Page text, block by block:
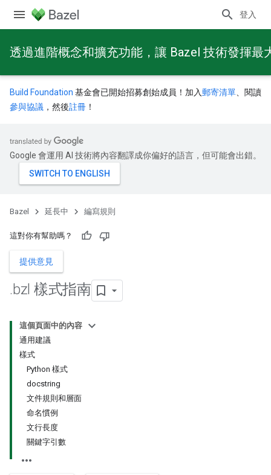
登入
透過進階概念和擴充功能，讓 Bazel 技術發揮最
Build Foundation 基金會已開始招募創始成員！加入郵寄清單 、閱讀
參與協議 ，然後註冊 ！
Google 會運用 AI 技術將內容翻譯成你偏好的語言，但可能會出錯。
Bazel 延長中 編寫規則
這對你有幫助嗎？
提供意見
.bzl 樣式指南
這個頁面中的內容
通用建議
樣式
Python 樣式
docstring
文件規則和層面
命名慣例
文行長度
關鍵字引數